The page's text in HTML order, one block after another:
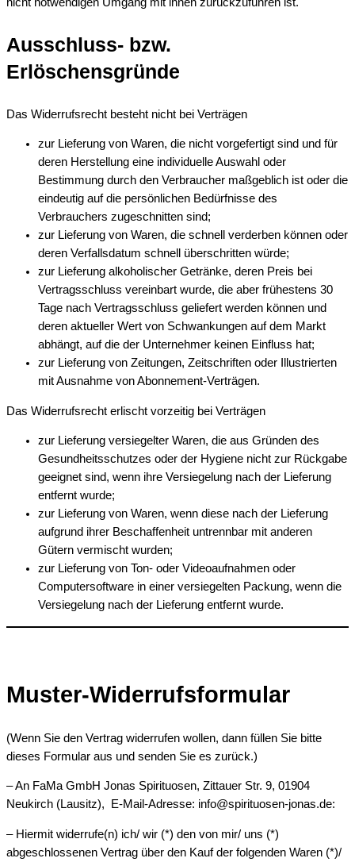
nicht notwendigen Umgang mit ihnen zurückzuführen ist.
Ausschluss- bzw.
Erlöschensgründe
Das Widerrufsrecht besteht nicht bei Verträgen
zur Lieferung von Waren, die nicht vorgefertigt sind und für
deren Herstellung eine individuelle Auswahl oder
Bestimmung durch den Verbraucher maßgeblich ist oder die
eindeutig auf die persönlichen Bedürfnisse des
Verbrauchers zugeschnitten sind;
zur Lieferung von Waren, die schnell verderben können oder
deren Verfallsdatum schnell überschritten würde;
zur Lieferung alkoholischer Getränke, deren Preis bei
Vertragsschluss vereinbart wurde, die aber frühestens 30
Tage nach Vertragsschluss geliefert werden können und
deren aktueller Wert von Schwankungen auf dem Markt
abhängt, auf die der Unternehmer keinen Einfluss hat;
zur Lieferung von Zeitungen, Zeitschriften oder Illustrierten
mit Ausnahme von Abonnement-Verträgen.
Das Widerrufsrecht erlischt vorzeitig bei Verträgen
zur Lieferung versiegelter Waren, die aus Gründen des
Gesundheitsschutzes oder der Hygiene nicht zur Rückgabe
geeignet sind, wenn ihre Versiegelung nach der Lieferung
entfernt wurde;
zur Lieferung von Waren, wenn diese nach der Lieferung
aufgrund ihrer Beschaffenheit untrennbar mit anderen
Gütern vermischt wurden;
zur Lieferung von Ton- oder Videoaufnahmen oder
Computersoftware in einer versiegelten Packung, wenn die
Versiegelung nach der Lieferung entfernt wurde.
Muster-Widerrufsformular
(Wenn Sie den Vertrag widerrufen wollen, dann füllen Sie bitte
dieses Formular aus und senden Sie es zurück.)
– An FaMa GmbH Jonas Spirituosen, Zittauer Str. 9, 01904
Neukirch (Lausitz), E-Mail-Adresse: info@spirituosen-jonas.de:
– Hiermit widerrufe(n) ich/ wir (*) den von mir/ uns (*)
abgeschlossenen Vertrag über den Kauf der folgenden Waren (*)/